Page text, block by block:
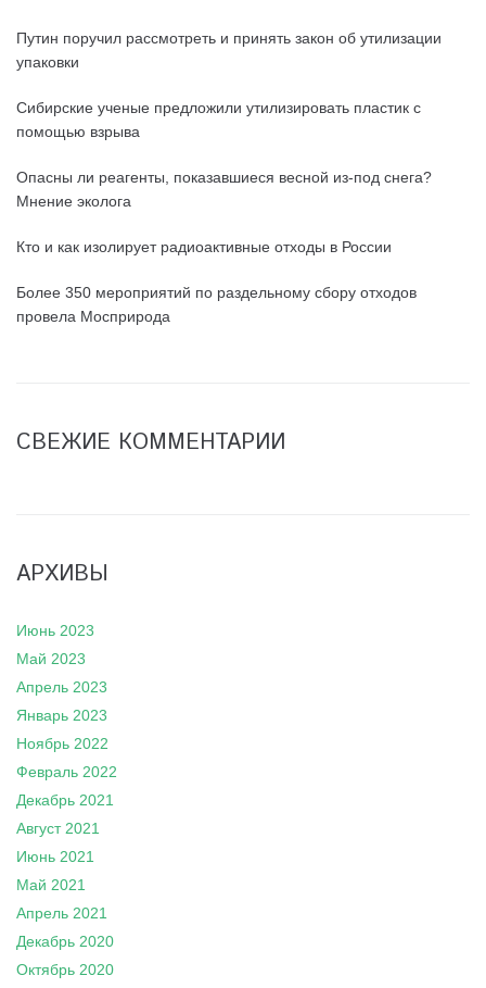
Путин поручил рассмотреть и принять закон об утилизации
упаковки
Сибирские ученые предложили утилизировать пластик с
помощью взрыва
Опасны ли реагенты, показавшиеся весной из-под снега?
Мнение эколога
Кто и как изолирует радиоактивные отходы в России
Более 350 мероприятий по раздельному сбору отходов
провела Мосприрода
СВЕЖИЕ КОММЕНТАРИИ
АРХИВЫ
Июнь 2023
Май 2023
Апрель 2023
Январь 2023
Ноябрь 2022
Февраль 2022
Декабрь 2021
Август 2021
Июнь 2021
Май 2021
Апрель 2021
Декабрь 2020
Октябрь 2020